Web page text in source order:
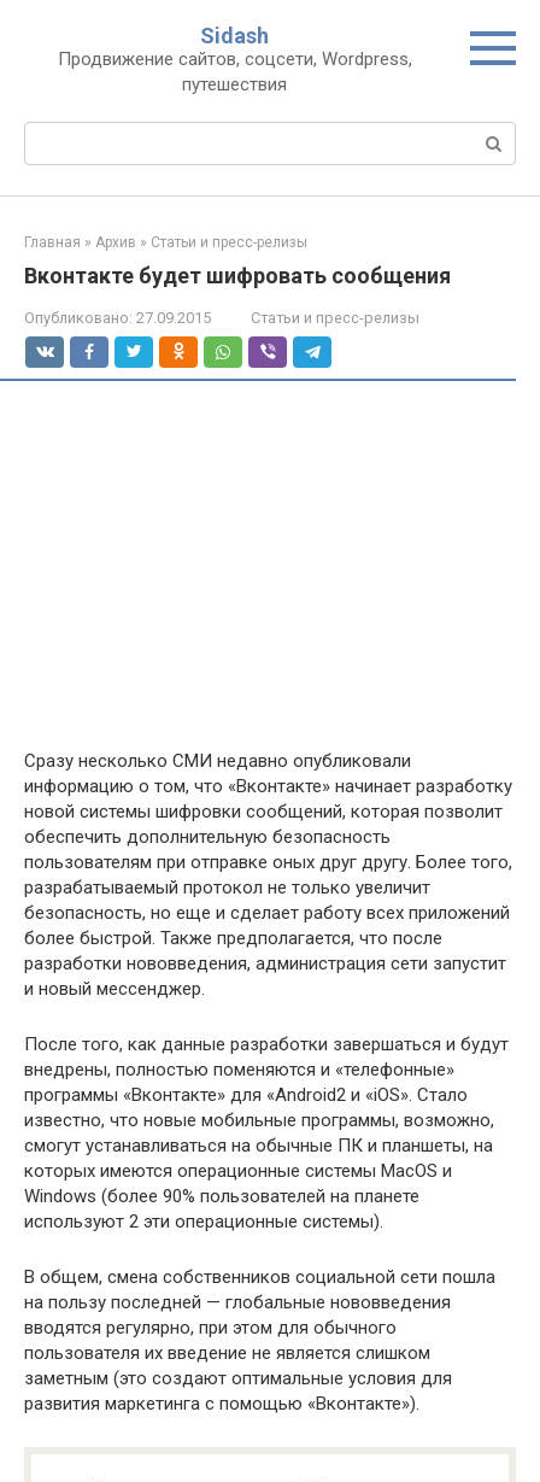
контенту
Sidash
Продвижение сайтов, соцсети, Wordpress,
путешествия
Главная » Архив » Статьи и пресс-релизы
Вконтакте будет шифровать сообщения
Опубликовано: 27.09.2015 Статьи и пресс-релизы
Сразу несколько СМИ недавно опубликовали
информацию о том, что «Вконтакте» начинает разработку
новой системы шифровки сообщений, которая позволит
обеспечить дополнительную безопасность
пользователям при отправке оных друг другу. Более того,
разрабатываемый протокол не только увеличит
безопасность, но еще и сделает работу всех приложений
более быстрой. Также предполагается, что после
разработки нововведения, администрация сети запустит
и новый мессенджер.
После того, как данные разработки завершаться и будут
внедрены, полностью поменяются и «телефонные»
программы «Вконтакте» для «Android2 и «iOS». Стало
известно, что новые мобильные программы, возможно,
смогут устанавливаться на обычные ПК и планшеты, на
которых имеются операционные системы MacOS и
Windows (более 90% пользователей на планете
используют 2 эти операционные системы).
В общем, смена собственников социальной сети пошла
на пользу последней — глобальные нововведения
вводятся регулярно, при этом для обычного
пользователя их введение не является слишком
заметным (это создают оптимальные условия для
развития маркетинга с помощью «Вконтакте»).